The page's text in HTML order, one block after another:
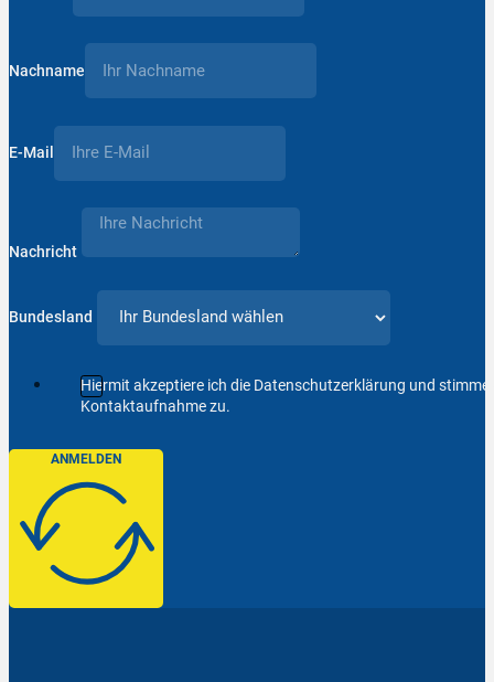
Nachname
E-Mail
Nachricht
Bundesland
Hiermit akzeptiere ich die Datenschutzerklärung und
Kontaktaufnahme zu.
ANMELDEN